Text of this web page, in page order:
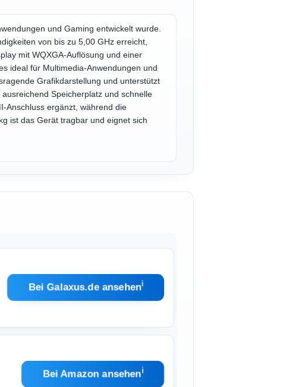
und Gaming entwickelt wurde.
von bis zu 5,00 GHz erreicht,
mit WQXGA-Auflösung und einer
ideal für Multimedia-Anwendungen und
Grafikdarstellung und unterstützt
Speicherplatz und schnelle
Anschluss ergänzt, während die
ist das Gerät tragbar und eignet sich
Bei Galaxus.de ansehenℹ︎
Bei Amazon ansehenℹ︎